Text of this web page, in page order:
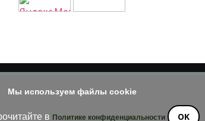
Мы используем файлы cookie
в Политике конфиденциальности OK
© 2014 - 2026
только при наличии активной и